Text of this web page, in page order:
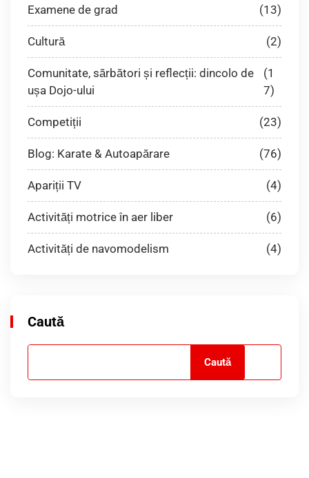
Examene de grad (13)
Cultură (2)
Comunitate, sărbători și reflecții: dincolo de
ușa Dojo-ului
(1
7)
Competiții (23)
Blog: Karate & Autoapărare (76)
Apariții TV (4)
Activități motrice în aer liber (6)
Activități de navomodelism (4)
Caută
Caută